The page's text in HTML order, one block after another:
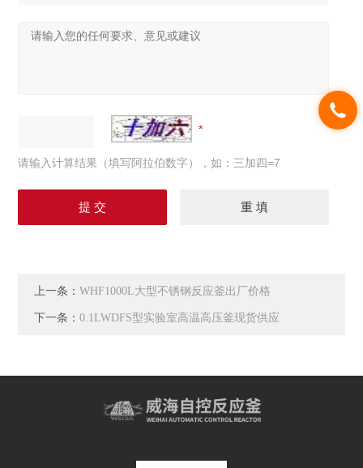
请输入计算结果（填写阿拉伯数字），如：三加四=7
上一条：WHF1000L大型不锈钢反应釜出厂价格
下一条：0.1LWDFS型实验室高温高压釜现货供应